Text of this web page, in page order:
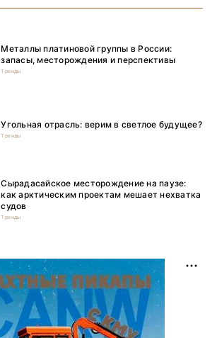
Металлы платиновой группы в России:
запасы, месторождения и перспективы
Тренды
Угольная отрасль: верим в светлое будущее?
Тренды
Сырадасайское месторождение на паузе:
как арктическим проектам мешает нехватка
судов
Тренды